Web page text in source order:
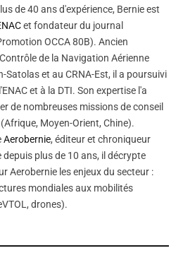
de 40 ans d'expérience, Bernie est
et fondateur du journal
OCCA 80B). Ancien
de la Navigation Aérienne
Satolas et au CRNA-Est, il a poursuivi
et à la DTI. Son expertise l'a
de nombreuses missions de conseil
Moyen-Orient, Chine).
Aerobernie, éditeur et chroniqueur
plus de 10 ans, il décrypte
Aerobernie les enjeux du secteur :
mondiales aux mobilités
drones).